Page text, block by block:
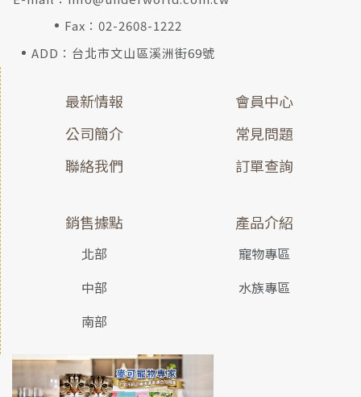
Fax：02-2608-1222
ADD：台北市文山區溪洲街69號
最新情報
公司簡介
聯絡我們
會員中心
常見問題
訂單查詢
銷售據點
北部
中部
南部
產品介紹
寵物專區
水族專區